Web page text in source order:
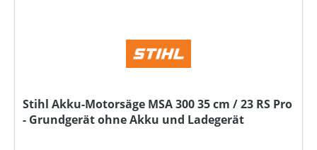
Stihl Akku-Motorsäge MSA 300 35 cm / 23 RS Pro
- Grundgerät ohne Akku und Ladegerät